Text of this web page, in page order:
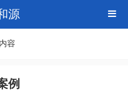
源
容
例